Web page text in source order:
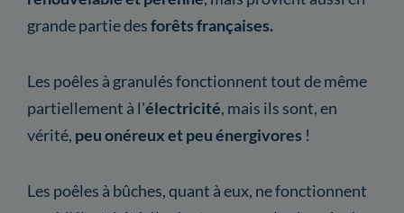
grande partie desforêts françaises.
Les poêles à granulés fonctionnent tout de même
partiellement à l'électricité, mais ils sont, en
vérité, peu onéreux et peu énergivores !
Les poêles à bûches, quant à eux, ne fonctionnent